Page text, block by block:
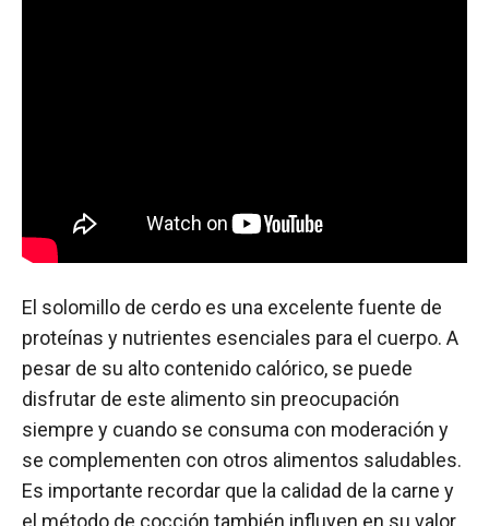
El solomillo de cerdo es una excelente fuente de
proteínas y nutrientes esenciales para el cuerpo. A
pesar de su alto contenido calórico, se puede
disfrutar de este alimento sin preocupación
siempre y cuando se consuma con moderación y
se complementen con otros alimentos saludables.
Es importante recordar que la calidad de la carne y
el método de cocción también influyen en su valor